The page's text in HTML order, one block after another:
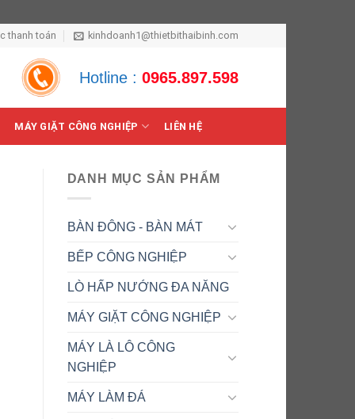
thanh toán kinhdoanh1@thietbithaibinh.com
Hotline : 0965.897.598
MÁY GIẶT CÔNG NGHIỆP LIÊN HỆ
DANH MỤC SẢN PHẨM
BÀN ĐÔNG - BÀN MÁT
BẾP CÔNG NGHIỆP
LÒ HẤP NƯỚNG ĐA NĂNG
MÁY GIẶT CÔNG NGHIỆP
MÁY LÀ LÔ CÔNG
NGHIỆP
MÁY LÀM ĐÁ